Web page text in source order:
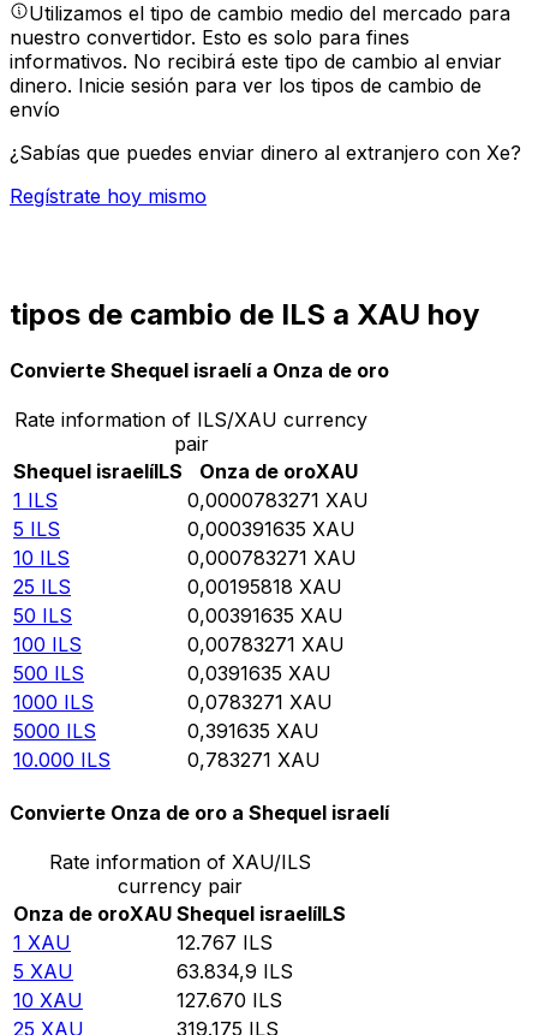
Utilizamos el tipo de cambio medio del mercado para
nuestro convertidor. Esto es solo para fines
informativos. No recibirá este tipo de cambio al enviar
dinero. Inicie sesión para ver los tipos de cambio de
envío
¿Sabías que puedes enviar dinero al extranjero con Xe?
Regístrate hoy mismo
tipos de cambio de ILS a XAU hoy
Convierte Shequel israelí a Onza de oro
Rate information of ILS/XAU currency
pair
Shequel israelíILS Onza de oroXAU
1 ILS 0,0000783271 XAU
5 ILS 0,000391635 XAU
10 ILS 0,000783271 XAU
25 ILS 0,00195818 XAU
50 ILS 0,00391635 XAU
100 ILS 0,00783271 XAU
500 ILS 0,0391635 XAU
1000 ILS 0,0783271 XAU
5000 ILS 0,391635 XAU
10.000 ILS 0,783271 XAU
Convierte Onza de oro a Shequel israelí
Rate information of XAU/ILS
currency pair
Onza de oroXAU Shequel israelíILS
1 XAU 12.767 ILS
5 XAU 63.834,9 ILS
10 XAU 127.670 ILS
25 XAU 319.175 ILS